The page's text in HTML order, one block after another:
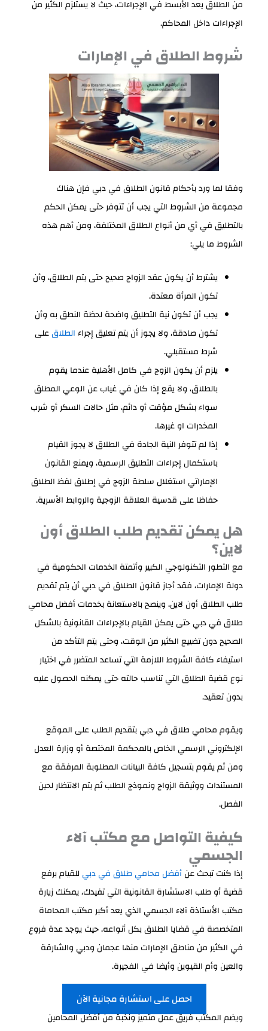
من الطلاق يعد الأبسط في الإجراءات، حيث لا يستلزم الكثير من
الإجراءات داخل المحاكم.
شروط الطلاق في الإمارات
وفقا لما ورد بأحكام قانون الطلاق في دبي فإن هناك
مجموعة من الشروط التي يجب أن تتوفر حتى يمكن الحكم
بالتطليق في أي من أنواع الطلاق المختلفة، ومن أهم هذه
الشروط ما يلي:
يشترط أن يكون عقد الزواج صحيح حتى يتم الطلاق، وأن
تكون المرأة معتدة.
يجب أن تكون نية التطليق واضحة لحظة النطق به وأن
تكون صادقة، ولا يجوز أن يتم تعليق إجراءالطلاقعلى
شرط مستقبلي.
يلزم أن يكون الزوج في كامل الأهلية عندما يقوم
بالطلاق، ولا يقع إذا كان في غياب عن الوعي المطلق
سواء بشكل مؤقت أو دائم، مثل حالات السكر أو شرب
المخدرات او غيرها.
إذا لم تتوفر النية الجادة في الطلاق لا يجوز القيام
باستكمال إجراءات التطليق الرسمية، ويمنع القانون
الإماراتي استغلال سلطة الزوج في إطلاق لفظ الطلاق
حفاظا على قدسية العلاقة الزوجية والروابط الأسرية.
هل يمكن تقديم طلب الطلاق أون
لاين؟
مع التطور التكنولوجي الكبير وأتمتة الخدمات الحكومية في
دولة الإمارات، فقد أجاز قانون الطلاق في دبي أن يتم تقديم
طلب الطلاق أون لاين، وينصح بالاستعانة بخدمات أفضل محامي
طلاق في دبي حتى يمكن القيام بالإجراءات القانونية بالشكل
الصحيح دون تضييع الكثير من الوقت، وحتى يتم التأكد من
استيفاء كافة الشروط اللازمة التي تساعد المتضرر في اختيار
نوع قضية الطلاق التي تناسب حالته حتى يمكنه الحصول عليه
بدون تعقيد.
ويقوم محامي طلاق في دبي بتقديم الطلب على الموقع
الإلكتروني الرسمي الخاص بالمحكمة المختصة أو وزارة العدل
ومن ثم يقوم بتسجيل كافة البيانات المطلوبة المرفقة مع
المستندات ووثيقة الزواج ونموذج الطلب ثم يتم الانتظار لحين
الفصل.
كيفية التواصل مع مكتب آلاء
الجسمي
إذا كنت تبحث عنأفضل محامي طلاق في دبي للقيام برفع
قضية أو طلب الاستشارة القانونية التي تفيدك، يمكنك زيارة
مكتب الأستاذة آلاء الجسمي الذي يعد أكبر مكتب المحاماة
المتخصصة في قضايا الطلاق بكل أنواعه، حيث يوجد عدة فروع
في الكثير من مناطق الإمارات منها عجمان ودبي والشارقة
والعين وأم القيوين وأيضا في الفجيرة.
احصل على استشارة مجانية الآن
ويضم المكتب فريق عمل متميز ونخبة من أفضل المحامين